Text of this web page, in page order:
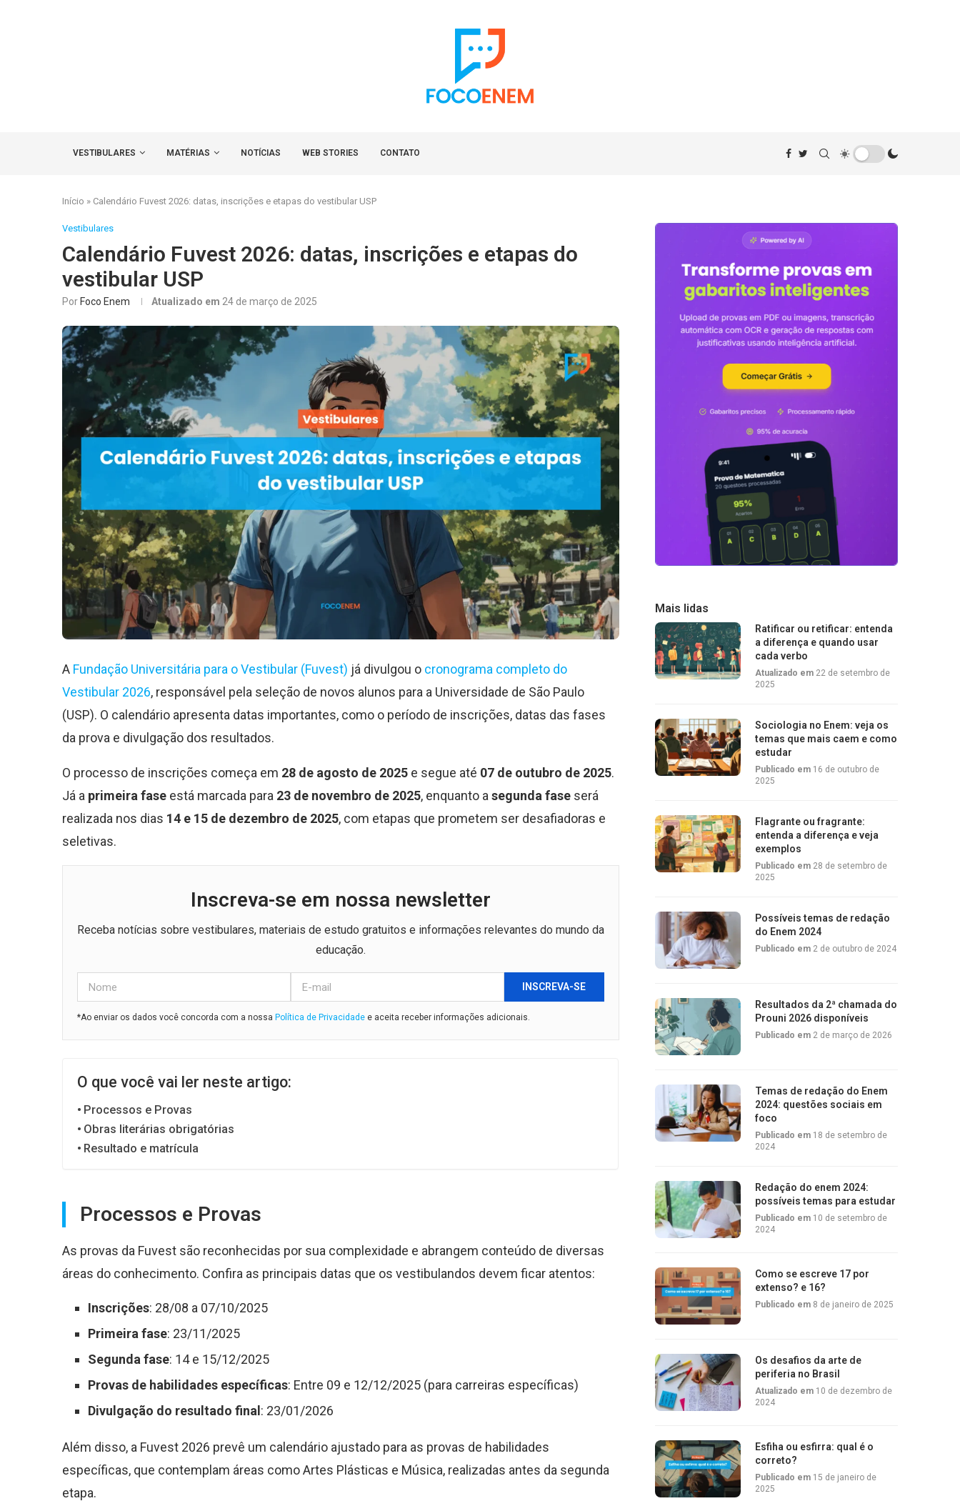
VESTIBULARES MATÉRIAS NOTÍCIAS WEB STORIES CONTATO
Início » Calendário Fuvest 2026: datas, inscrições e etapas do vestibular USP
Vestibulares
Calendário Fuvest 2026: datas, inscrições e etapas do
vestibular USP
Por Foco Enem Atualizado em 24 de março de 2025
A Fundação Universitária para o Vestibular (Fuvest) já divulgou o cronograma completo do
Vestibular 2026, responsável pela seleção de novos alunos para a Universidade de São Paulo
(USP). O calendário apresenta datas importantes, como o período de inscrições, datas das fases
da prova e divulgação dos resultados.
O processo de inscrições começa em 28 de agosto de 2025 e segue até 07 de outubro de 2025.
Já a primeira fase está marcada para 23 de novembro de 2025, enquanto a segunda fase será
realizada nos dias 14 e 15 de dezembro de 2025, com etapas que prometem ser desafiadoras e
seletivas.
Inscreva-se em nossa newsletter
Receba notícias sobre vestibulares, materiais de estudo gratuitos e informações relevantes do mundo da
educação.
INSCREVA-SE
*Ao enviar os dados você concorda com a nossa Política de Privacidade e aceita receber informações adicionais.
O que você vai ler neste artigo:
Processos e Provas
Obras literárias obrigatórias
Resultado e matrícula
Processos e Provas
As provas da Fuvest são reconhecidas por sua complexidade e abrangem conteúdo de diversas
áreas do conhecimento. Confira as principais datas que os vestibulandos devem ficar atentos:
Inscrições: 28/08 a 07/10/2025
Primeira fase: 23/11/2025
Segunda fase: 14 e 15/12/2025
Provas de habilidades específicas: Entre 09 e 12/12/2025 (para carreiras específicas)
Divulgação do resultado final: 23/01/2026
Além disso, a Fuvest 2026 prevê um calendário ajustado para as provas de habilidades
específicas, que contemplam áreas como Artes Plásticas e Música, realizadas antes da segunda
etapa.
Mais lidas
Ratificar ou retificar: entenda
a diferença e quando usar
cada verbo
Atualizado em 22 de setembro de
2025
Sociologia no Enem: veja os
temas que mais caem e como
estudar
Publicado em 16 de outubro de
2025
Flagrante ou fragrante:
entenda a diferença e veja
exemplos
Publicado em 28 de setembro de
2025
Possíveis temas de redação
do Enem 2024
Publicado em 2 de outubro de 2024
Resultados da 2ª chamada do
Prouni 2026 disponíveis
Publicado em 2 de março de 2026
Temas de redação do Enem
2024: questões sociais em
foco
Publicado em 18 de setembro de
2024
Redação do enem 2024:
possíveis temas para estudar
Publicado em 10 de setembro de
2024
Como se escreve 17 por
extenso? e 16?
Publicado em 8 de janeiro de 2025
Os desafios da arte de
periferia no Brasil
Atualizado em 10 de dezembro de
2024
Esfiha ou esfirra: qual é o
correto?
Publicado em 15 de janeiro de
2025